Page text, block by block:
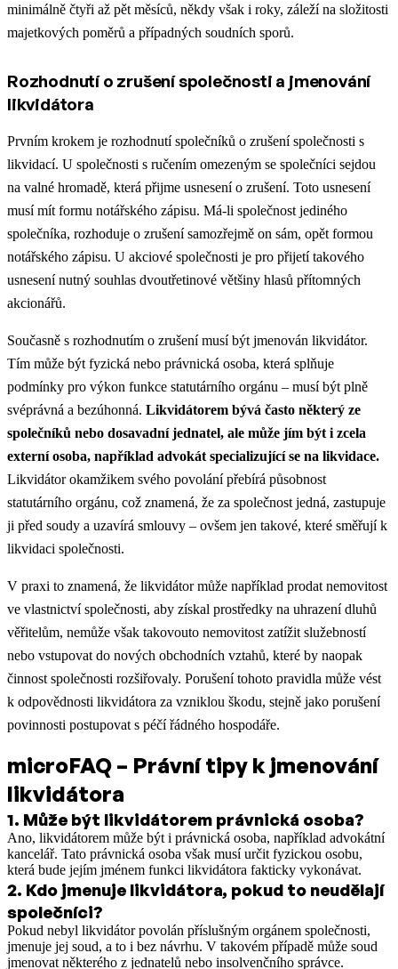
minimálně čtyři až pět měsíců, někdy však i roky, záleží na složitosti
majetkových poměrů a případných soudních sporů.​
Rozhodnutí o zrušení společnosti a jmenování
likvidátora
Prvním krokem je rozhodnutí společníků o zrušení společnosti s
likvidací. U společnosti s ručením omezeným se společníci sejdou
na valné hromadě, která přijme usnesení o zrušení. Toto usnesení
musí mít formu notářského zápisu. Má-li společnost jediného
společníka, rozhoduje o zrušení samozřejmě on sám, opět formou
notářského zápisu. U akciové společnosti je pro přijetí takového
usnesení nutný souhlas dvoutřetinové většiny hlasů přítomných
akcionářů.​
Současně s rozhodnutím o zrušení musí být jmenován likvidátor.
Tím může být fyzická nebo právnická osoba, která splňuje
podmínky pro výkon funkce statutárního orgánu – musí být plně
svéprávná a bezúhonná. Likvidátorem bývá často některý ze
společníků nebo dosavadní jednatel, ale může jím být i zcela
externí osoba, například advokát specializující se na likvidace.
Likvidátor okamžikem svého povolání přebírá působnost
statutárního orgánu, což znamená, že za společnost jedná, zastupuje
ji před soudy a uzavírá smlouvy – ovšem jen takové, které směřují k
likvidaci společnosti.​
V praxi to znamená, že likvidátor může například prodat nemovitost
ve vlastnictví společnosti, aby získal prostředky na uhrazení dluhů
věřitelům, nemůže však takovouto nemovitost zatížit služebností
nebo vstupovat do nových obchodních vztahů, které by naopak
činnost společnosti rozšiřovaly. Porušení tohoto pravidla může vést
k odpovědnosti likvidátora za vzniklou škodu, stejně jako porušení
povinnosti postupovat s péčí řádného hospodáře.​
microFAQ – Právní tipy k jmenování
likvidátora
1. Může být likvidátorem právnická osoba?
Ano, likvidátorem může být i právnická osoba, například advokátní
kancelář. Tato právnická osoba však musí určit fyzickou osobu,
která bude jejím jménem funkci likvidátora fakticky vykonávat.
2. Kdo jmenuje likvidátora, pokud to neudělají
společníci?
Pokud nebyl likvidátor povolán příslušným orgánem společnosti,
jmenuje jej soud, a to i bez návrhu. V takovém případě může soud
jmenovat některého z jednatelů nebo insolvenčního správce.​